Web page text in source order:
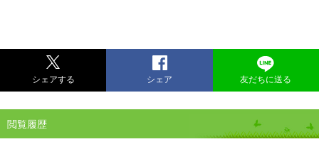
シェアする シェア 友だちに送る
閲覧履歴